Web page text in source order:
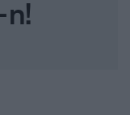
n!